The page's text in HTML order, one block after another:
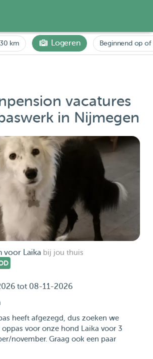
30 km Logeren Beginnend op of
vacatures
in Nijmegen
voor Laika bij jou thuis
tot 08-11-2026
heeft afgezegd, dus zoeken we
voor onze hond Laika voor 3
november. Graag ook een paar